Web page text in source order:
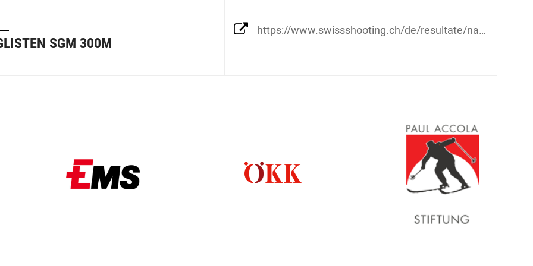
SGM 300M
https://www.swissshooting.ch/de/resultate/national/